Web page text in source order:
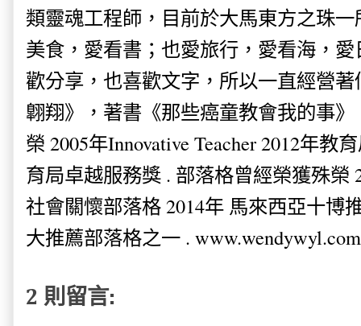
類靈魂工程師，目前於大馬東方之珠
美食，愛看書；也愛旅行，愛看海，
歡分享，也喜歡文字，所以一直經營
翺翔》，著書《那些癌童教會我的事
榮 2005年Innovative Teacher 2012年教
育局卓越服務獎 . 部落格曾經榮獲殊榮
社會關懷部落格 2014年 馬來西亞十博
大推薦部落格之一 . www.wendywyl.com
2 則留言: